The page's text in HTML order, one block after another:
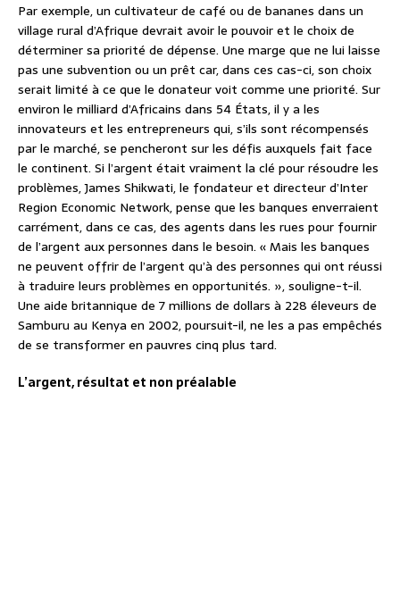
Par exemple, un cultivateur de café ou de bananes dans un
village rural d’Afrique devrait avoir le pouvoir et le choix de
déterminer sa priorité de dépense. Une marge que ne lui laisse
pas une subvention ou un prêt car, dans ces cas-ci, son choix
serait limité à ce que le donateur voit comme une priorité. Sur
environ le milliard d’Africains dans 54 États, il y a les
innovateurs et les entrepreneurs qui, s’ils sont récompensés
par le marché, se pencheront sur les défis auxquels fait face
le continent. Si l’argent était vraiment la clé pour résoudre les
problèmes, James Shikwati, le fondateur et directeur d’Inter
Region Economic Network, pense que les banques enverraient
carrément, dans ce cas, des agents dans les rues pour fournir
de l’argent aux personnes dans le besoin. « Mais les banques
ne peuvent offrir de l’argent qu’à des personnes qui ont réussi
à traduire leurs problèmes en opportunités. », souligne-t-il.
Une aide britannique de 7 millions de dollars à 228 éleveurs de
Samburu au Kenya en 2002, poursuit-il, ne les a pas empêchés
de se transformer en pauvres cinq plus tard.
L’argent, résultat et non préalable